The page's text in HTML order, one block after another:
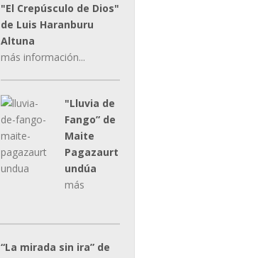
"El Crepúsculo de Dios"
de Luis Haranburu
Altuna
más información...
"Lluvia de
Fango” de
Maite
Pagazaurt
undúa
más
“La mirada sin ira” de